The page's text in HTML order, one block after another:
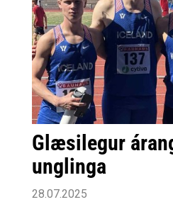
Glæsilegur
unglinga
28.07.2025